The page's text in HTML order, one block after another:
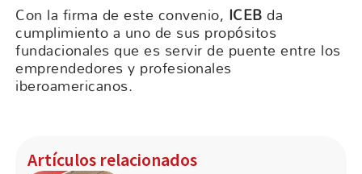
Con la firma de este convenio, ICEBda
cumplimiento a uno de sus propósitos
fundacionales que es servir de puente entre los
emprendedores y profesionales
iberoamericanos.
Artículos relacionados